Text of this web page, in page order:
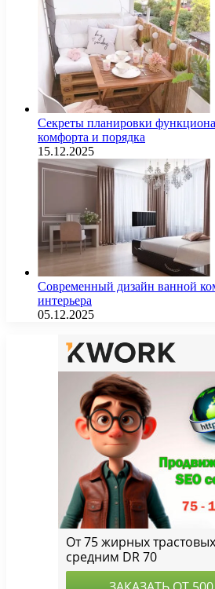
Секреты планировки
комфорта и порядка
15.12.2025
Современный дизайн ванной
интерьера
05.12.2025